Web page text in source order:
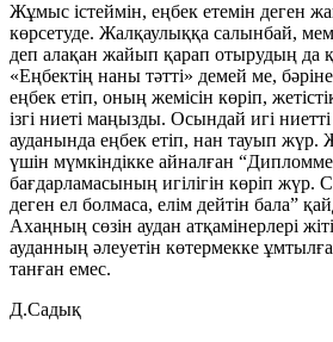
Жұмыс істеймін, еңбек етемін деген
көрсетуде. Жалқаулыққа салынбай,
деп алақан жайып қарап отырудың да
«Еңбектің наны тәтті» демей ме,
еңбек етіп, оның жемісін көріп,
ізгі ниеті маңызды. Осындай игі
ауданында еңбек етіп, нан тауып
үшін мүмкіндікке айналған
бағдарламасының игілігін көріп жүр.
деген ел болмаса, елім дейтін бала”
Ахаңның сөзін аудан атқамінерлері
ауданның әлеуетін көтермекке
танған емес.
Д.Садық